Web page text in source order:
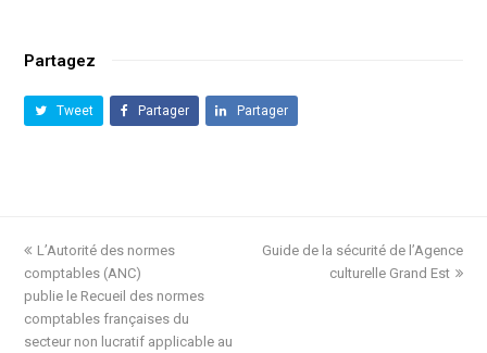
Partagez
Tweet Partager Partager
previous
post:
L’Autorité des normes
comptables (ANC)
publie le Recueil des normes
comptables françaises du
secteur non lucratif applicable au
next
Guide de la sécurité de l’Agence
culturelle Grand Est